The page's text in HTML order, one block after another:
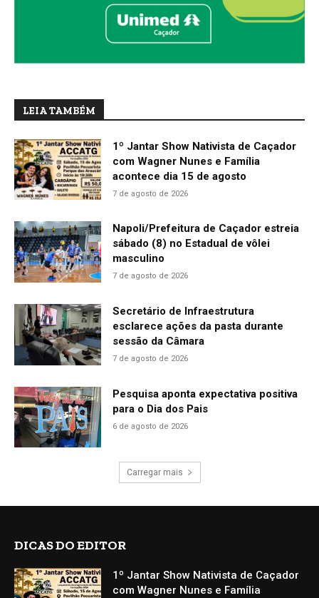
LEIA TAMBÉM
1º Jantar Show Nativista de Caçador
com Wagner Nunes e Família
acontece dia 15 de agosto
7 de agosto de 2026
Napoli/Prefeitura de Caçador estreia
sábado (8) no Estadual de vôlei
masculino
7 de agosto de 2026
Secretário de Infraestrutura
esclarece ações da pasta durante
sessão da Câmara
7 de agosto de 2026
Pesquisa aponta expectativa positiva
para o Dia dos Pais
6 de agosto de 2026
Carregar mais
DICAS DO EDITOR
1º Jantar Show Nativista de Caçador
com Wagner Nunes e Família